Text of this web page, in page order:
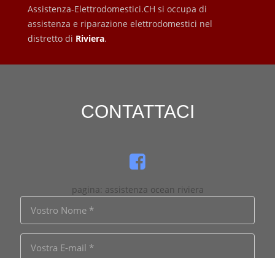
Assistenza-Elettrodomestici.CH si occupa di
assistenza e riparazione elettrodomestici nel
distretto di Riviera.
CONTATTACI
pagina: assistenza ocean riviera